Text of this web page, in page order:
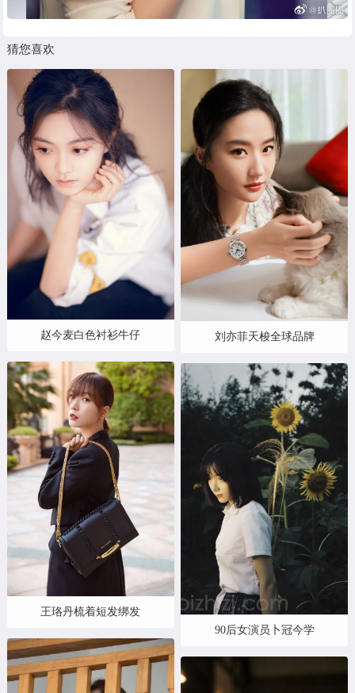
猜您喜欢
赵今麦白色衬衫牛仔
王珞丹梳着短发绑发
刘亦菲天梭全球品牌
90后女演员卜冠今学